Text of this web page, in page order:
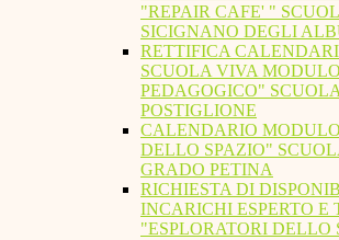
"REPAIR CAFE' "
SICIGNANO DEGLI
RETTIFICA
SCUOLA VIVA
PEDAGOGICO"
POSTIGLIONE
CALENDARIO
DELLO SPAZIO"
GRADO PETINA
RICHIESTA DI
INCARICHI ESPERTO E
"ESPLORATORI DELLO